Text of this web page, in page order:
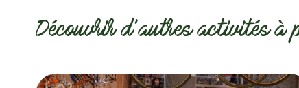
Découvrir d'autres activités à